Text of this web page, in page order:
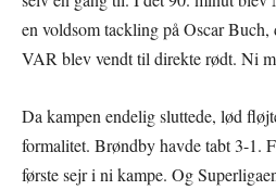
en voldsom tackling på Oscar
VAR blev vendt til direkte rødt. Ni
Da kampen endelig sluttede, lød
formalitet. Brøndby havde tabt 3-1.
første sejr i ni kampe. Og